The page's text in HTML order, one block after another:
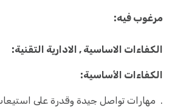
مرغوب فيه:
الكفاءات الاساسية , الادارية التقنية:
الكفاءات الأساسية:
. مهارات تواصل جيدة وقدرة على